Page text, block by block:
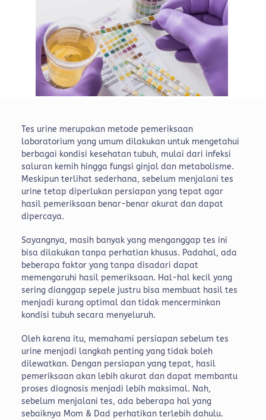
Tes urine merupakan metode pemeriksaan
laboratorium yang umum dilakukan untuk mengetahui
berbagai kondisi kesehatan tubuh, mulai dari infeksi
saluran kemih hingga fungsi ginjal dan metabolisme.
Meskipun terlihat sederhana, sebelum menjalani tes
urine tetap diperlukan persiapan yang tepat agar
hasil pemeriksaan benar-benar akurat dan dapat
dipercaya.
Sayangnya, masih banyak yang menganggap tes ini
bisa dilakukan tanpa perhatian khusus. Padahal, ada
beberapa faktor yang tanpa disadari dapat
memengaruhi hasil pemeriksaan. Hal-hal kecil yang
sering dianggap sepele justru bisa membuat hasil tes
menjadi kurang optimal dan tidak mencerminkan
kondisi tubuh secara menyeluruh.
Oleh karena itu, memahami persiapan sebelum tes
urine menjadi langkah penting yang tidak boleh
dilewatkan. Dengan persiapan yang tepat, hasil
pemeriksaan akan lebih akurat dan dapat membantu
proses diagnosis menjadi lebih maksimal. Nah,
sebelum menjalani tes, ada beberapa hal yang
sebaiknya Mom & Dad perhatikan terlebih dahulu.